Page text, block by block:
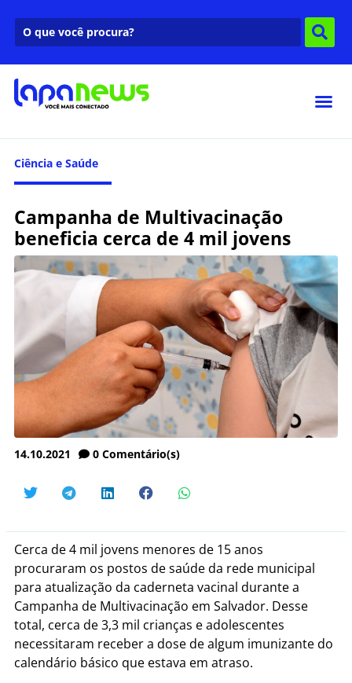
Ciência e Saúde
Campanha de Multivacinação
beneficia cerca de 4 mil jovens
14.10.2021 0 Comentário(s)
Cerca de 4 mil jovens menores de 15 anos
procuraram os postos de saúde da rede municipal
para atualização da caderneta vacinal durante a
Campanha de Multivacinação em Salvador. Desse
total, cerca de 3,3 mil crianças e adolescentes
necessitaram receber a dose de algum imunizante do
calendário básico que estava em atraso.